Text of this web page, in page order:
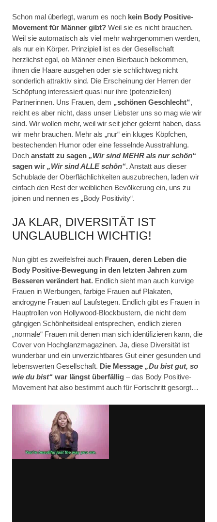
Schon mal überlegt, warum es noch kein Body Positive-
Movement für Männer gibt? Weil sie es nicht brauchen.
Weil sie automatisch als viel mehr wahrgenommen werden,
als nur ein Körper. Prinzipiell ist es der Gesellschaft
herzlichst egal, ob Männer einen Bierbauch bekommen,
ihnen die Haare ausgehen oder sie schlichtweg nicht
sonderlich attraktiv sind. Die Erscheinung der Herren der
Schöpfung interessiert quasi nur ihre (potenziellen)
Partnerinnen. Uns Frauen, dem „schönen Geschlecht“,
reicht es aber nicht, dass unser Liebster uns so mag wie wir
sind. Wir wollen mehr, weil wir seit jeher gelernt haben, dass
wir mehr brauchen. Mehr als „nur“ ein kluges Köpfchen,
bestechenden Humor oder eine fesselnde Ausstrahlung.
Doch anstatt zu sagen „Wir sind MEHR als nur schön“
sagen wir „Wir sind ALLE schön“.Anstatt aus dieser
Schublade der Oberflächlichkeiten auszubrechen, laden wir
einfach den Rest der weiblichen Bevölkerung ein, uns zu
joinen und nennen es „Body Positivity“.
JA KLAR, DIVERSITÄT IST
UNGLAUBLICH WICHTIG!
Nun gibt es zweifelsfrei auch Frauen, deren Leben die
Body Positive-Bewegung in den letzten Jahren zum
Besseren verändert hat. Endlich sieht man auch kurvige
Frauen in Werbungen, farbige Frauen auf Plakaten,
androgyne Frauen auf Laufstegen. Endlich gibt es Frauen in
Hauptrollen von Hollywood-Blockbustern, die nicht dem
gängigen Schönheitsideal entsprechen, endlich zieren
„normale“ Frauen mit denen man sich identifizieren kann, die
Cover von Hochglanzmagazinen. Ja, diese Diversität ist
wunderbar und ein unverzichtbares Gut einer gesunden und
lebenswerten Gesellschaft. Die Message „Du bist gut, so
wie du bist“ war längst überfällig – das Body Positive-
Movement hat also bestimmt auch für Fortschritt gesorgt…